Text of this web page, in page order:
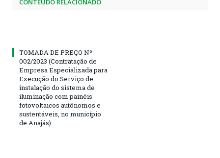
CONTEÚDO RELACIONADO
TOMADA DE PREÇO Nº
002/2023 (Contratação de
Empresa Especializada para
Execução do Serviço de
instalação do sistema de
iluminação com painéis
fotovoltaicos autônomos e
sustentáveis, no município
de Anajás)